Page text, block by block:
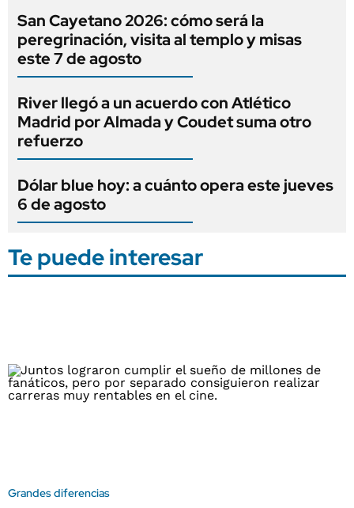
San Cayetano 2026: cómo será la
peregrinación, visita al templo y misas
este 7 de agosto
River llegó a un acuerdo con Atlético
Madrid por Almada y Coudet suma otro
refuerzo
Dólar blue hoy: a cuánto opera este jueves
6 de agosto
Te puede interesar
Grandes diferencias